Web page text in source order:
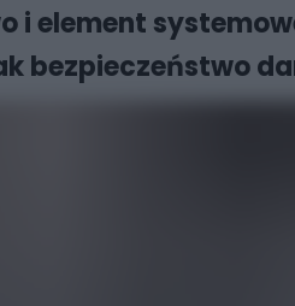
i element
bezpieczeństwo